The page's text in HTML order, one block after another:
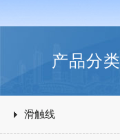
产品分类
滑触线